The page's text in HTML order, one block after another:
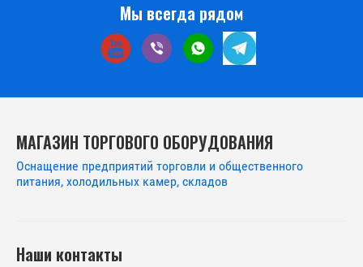
Мы всегда рядом
МАГАЗИН ТОРГОВОГО ОБОРУДОВАНИЯ
Оснащение предприятий торговли и общественного
питания, холодильных камер, складов
Наши контакты